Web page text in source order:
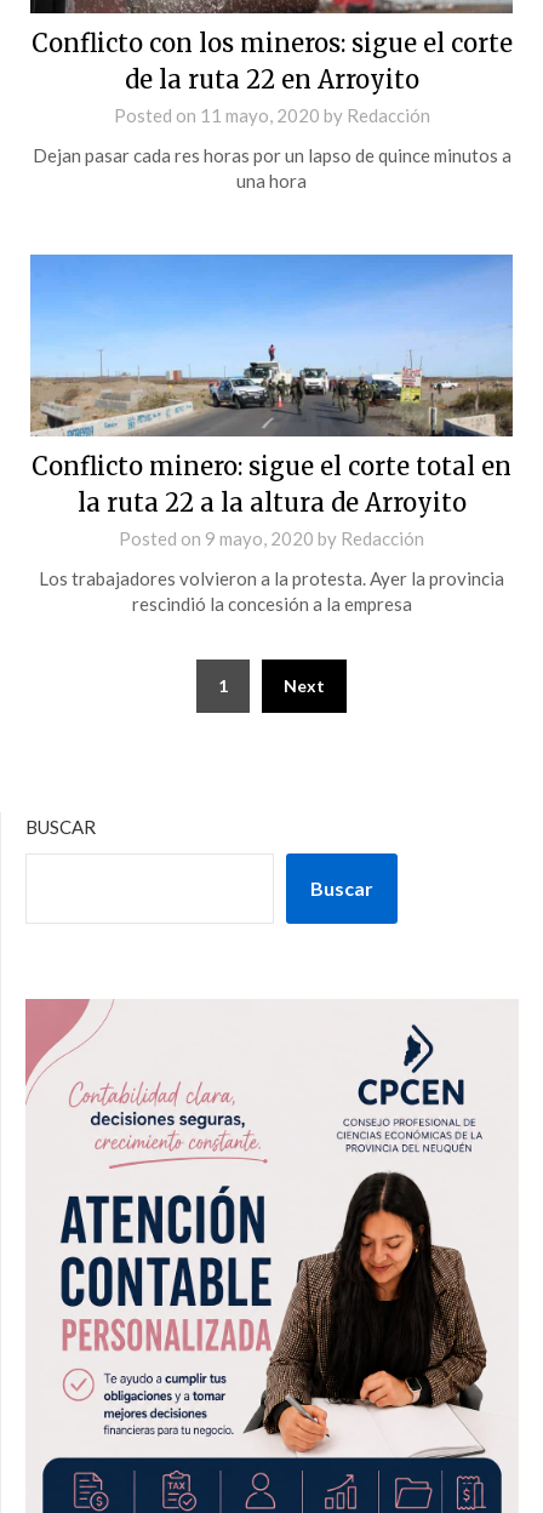
Conflicto con los mineros: sigue el corte
de la ruta 22 en Arroyito
Posted on 11 mayo, 2020 by Redacción
Dejan pasar cada res horas por un lapso de quince minutos a
una hora
Conflicto minero: sigue el corte total en
la ruta 22 a la altura de Arroyito
Posted on 9 mayo, 2020 by Redacción
Los trabajadores volvieron a la protesta. Ayer la provincia
rescindió la concesión a la empresa
1 Next
BUSCAR
Buscar